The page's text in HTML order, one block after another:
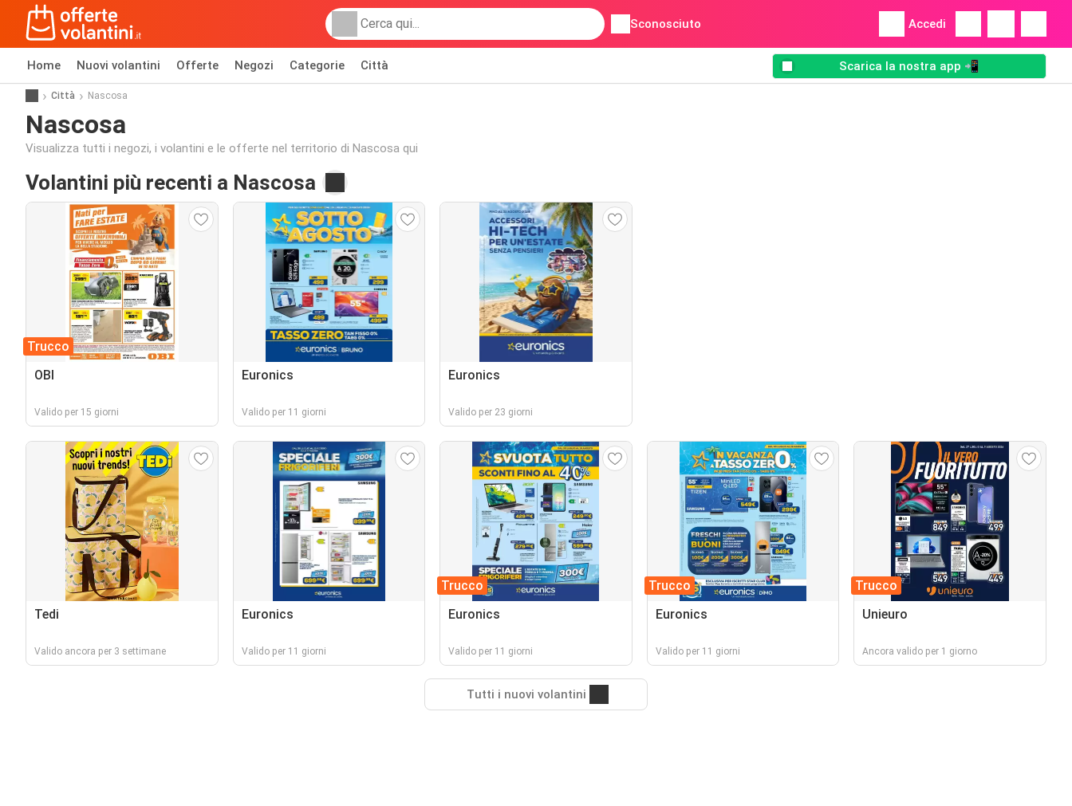
Sconosciuto Accedi
Home Nuovi volantini Offerte Negozi Categorie Città Scarica la nostra app 📲
Città Nascosa
Nascosa
Visualizza tutti i negozi, i volantini e le offerte nel territorio di Nascosa qui
Volantini più recenti a Nascosa
Trucco
OBI
Valido per 15 giorni
Euronics
Valido per 11 giorni
Euronics
Valido per 23 giorni
Tedi
Valido ancora per 3 settimane
Euronics
Valido per 11 giorni
Trucco
Euronics
Valido per 11 giorni
Trucco
Euronics
Valido per 11 giorni
Trucco
Unieuro
Ancora valido per 1 giorno
Tutti i nuovi volantini